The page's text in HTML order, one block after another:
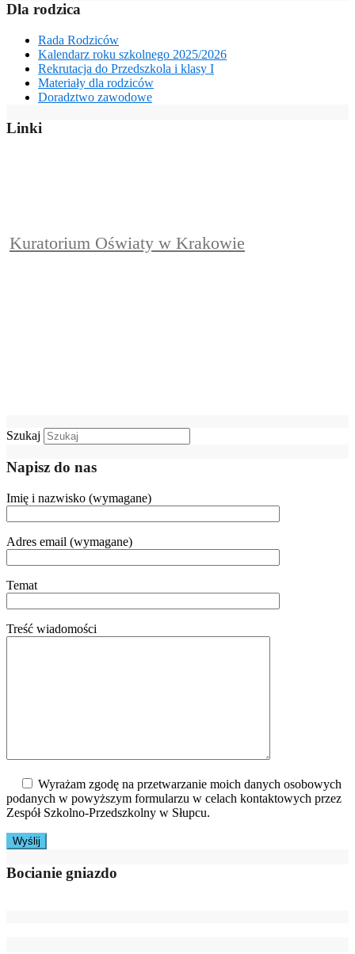
Dla rodzica
Rada Rodziców
Kalendarz roku szkolnego 2025/2026
Rekrutacja do Przedszkola i klasy I
Materiały dla rodziców
Doradztwo zawodowe
Linki
Kuratorium Oświaty w Krakowie
Szukaj
Napisz do nas
Imię i nazwisko (wymagane)
Adres email (wymagane)
Temat
Treść wiadomości
Wyrażam zgodę na przetwarzanie moich danych osobowych
podanych w powyższym formularzu w celach kontaktowych przez
Zespół Szkolno-Przedszkolny w Słupcu.
Bocianie gniazdo